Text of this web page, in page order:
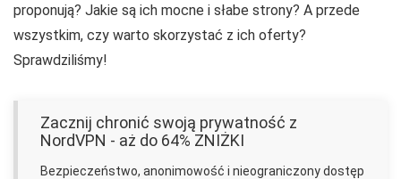
proponują? Jakie są ich mocne i słabe strony? A przede
wszystkim, czy warto skorzystać z ich oferty?
Sprawdziliśmy!
Zacznij chronić swoją prywatność z
NordVPN - aż do 64% ZNIŻKI
Bezpieczeństwo, anonimowość i nieograniczony dostęp